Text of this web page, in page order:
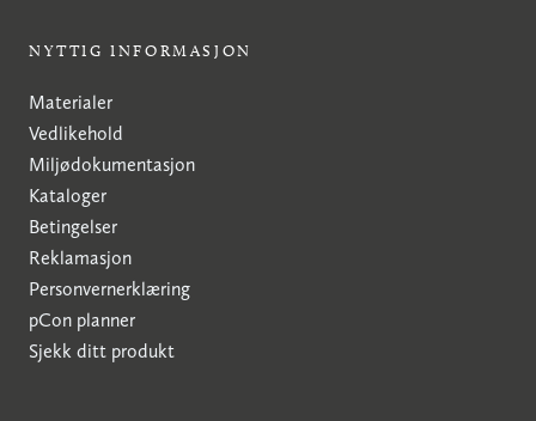
NYTTIG INFORMASJON
Materialer
Vedlikehold
Miljødokumentasjon
Kataloger
Betingelser
Reklamasjon
Personvernerklæring
pCon planner
Sjekk ditt produkt